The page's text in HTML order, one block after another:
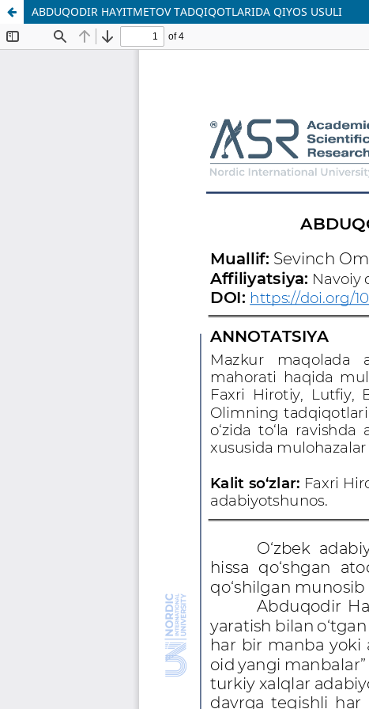
ABDUQODIR HAYITMETOV TADQIQOTLARIDA QIYOS USULI